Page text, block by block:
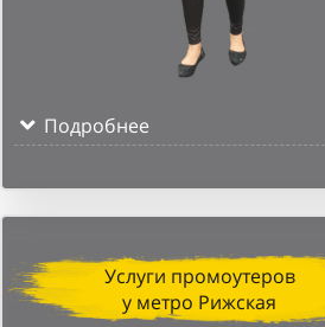
Подробнее
Услуги промоутеров
у метро Рижская